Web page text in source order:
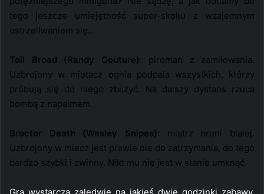
tego jeszcze umiejętność super-skoku z wzajemnym
ostrzeliwaniem się…
Toll Broad (Randy Couture): piroman z zamiłowania.
Uzbrojony w miotacz ognia podpala wszystkich, którzy
próbują się do niego zbliżyć. Na dalszy dystans rzuca
bombą z napalmem.
Broctor Death (Wesley Snipes): mistrz broni białej.
Uzbrojony w miecz jest prawie nie do zatrzymania, do tego
bardzo szybki i zwinny. Nikt mu nie jest w stanie umknąć.